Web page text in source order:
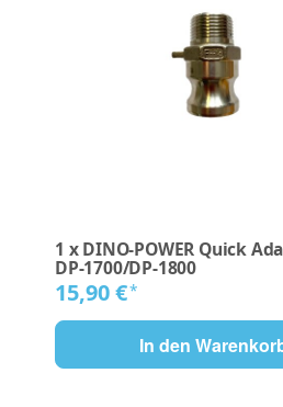
1 x DINO-POWER Quick
DP-1700/DP-1800
15,90 €*
In den